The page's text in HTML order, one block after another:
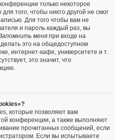
только некоторое
того, чтобы никто другой не смог
Для того чтобы вам не
и пароль каждый раз, вы
меня при входе на
это на общедоступном
интернет-кафе, университете и т.
это значит, что
которые позволяют вам
конференции, а также выполняют
прочитанных сообщений, если
Если вы испытываете